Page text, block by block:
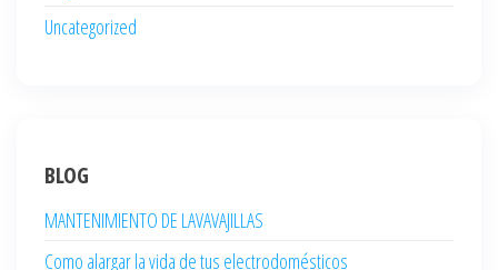
Uncategorized
BLOG
MANTENIMIENTO DE LAVAVAJILLAS
Como alargar la vida de tus electrodomésticos